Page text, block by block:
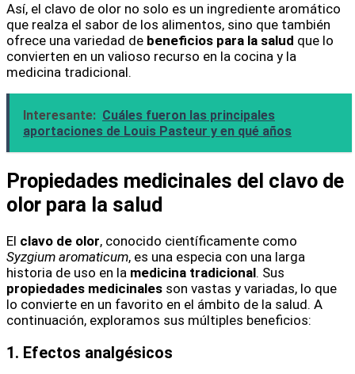
Así, el clavo de olor no solo es un ingrediente aromático
que realza el sabor de los alimentos, sino que también
ofrece una variedad de beneficios para la salud que lo
convierten en un valioso recurso en la cocina y la
medicina tradicional.
Interesante: Cuáles fueron las principales
aportaciones de Louis Pasteur y en qué años
Propiedades medicinales del clavo de
olor para la salud
El clavo de olor, conocido científicamente como
Syzgium aromaticum, es una especia con una larga
historia de uso en la medicina tradicional. Sus
propiedades medicinales son vastas y variadas, lo que
lo convierte en un favorito en el ámbito de la salud. A
continuación, exploramos sus múltiples beneficios:
1. Efectos analgésicos